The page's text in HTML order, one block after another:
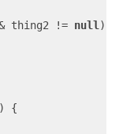
thing2 != null) {
) {